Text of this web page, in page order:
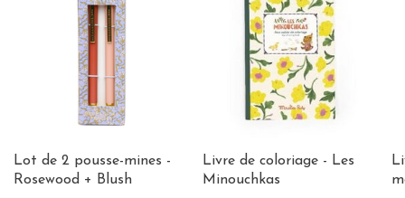
Lot de 2 pousse-mines -
Rosewood + Blush
Livre de coloriage - Les
Minouchkas